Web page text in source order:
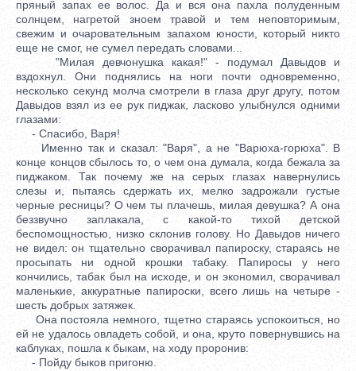
пряный запах ее волос. Да и вся она пахла полуденным
солнцем, нагретой зноем травой и тем неповторимым,
свежим и очаровательным запахом юности, который никто
еще не смог, не сумел передать словами...
"Милая девчонушка какая!" - подумал Давыдов и
вздохнул. Они поднялись на ноги почти одновременно,
несколько секунд молча смотрели в глаза друг другу, потом
Давыдов взял из ее рук пиджак, ласково улыбнулся одними
глазами:
- Спасибо, Варя!
Именно так и сказал: "Варя", а не "Варюха-горюха". В
конце концов сбылось то, о чем она думала, когда бежала за
пиджаком. Так почему же на серых глазах навернулись
слезы и, пытаясь сдержать их, мелко задрожали густые
черные ресницы? О чем ты плачешь, милая девушка? А она
беззвучно заплакала, с какой-то тихой детской
беспомощностью, низко склонив голову. Но Давыдов ничего
не видел: он тщательно сворачивал папироску, стараясь не
просыпать ни одной крошки табаку. Папиросы у него
кончились, табак был на исходе, и он экономил, сворачивал
маленькие, аккуратные папироски, всего лишь на четыре -
шесть добрых затяжек.
Она постояла немного, тщетно стараясь успокоиться, но
ей не удалось овладеть собой, и она, круто повернувшись на
каблуках, пошла к быкам, на ходу проронив:
- Пойду быков пригоню.